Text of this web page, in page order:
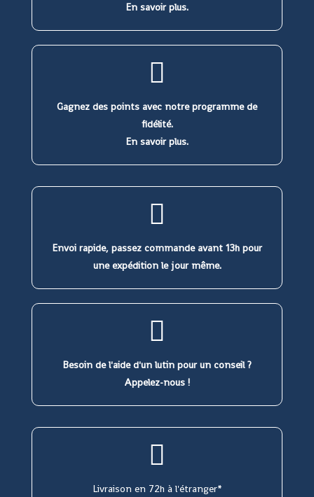
En savoir plus.
Gagnez des points avec notre programme de
fidélité.
En savoir plus.
Envoi rapide, passez commande avant 13h pour
une expédition le jour même.
Besoin de l'aide d'un lutin pour un conseil ?
Appelez-nous !
Livraison en 72h à l'étranger*